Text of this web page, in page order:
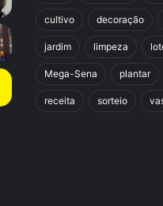
cultivo decoração
jardim limpeza
Mega-Sena plantar
receita sorteio